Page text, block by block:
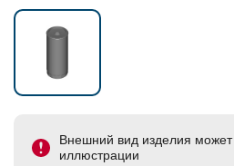
Внешний вид изделия может
иллюстрации